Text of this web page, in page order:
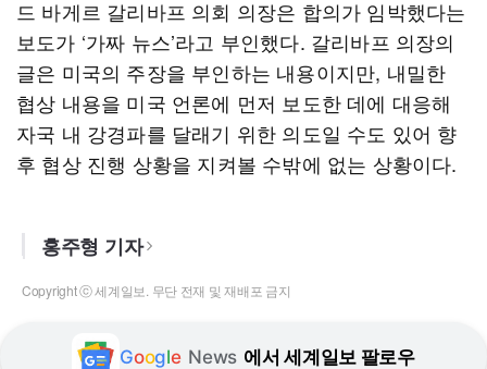
드 바게르 갈리바프 의회 의장은 합의가 임박했다는
보도가 ‘가짜 뉴스’라고 부인했다. 갈리바프 의장의
글은 미국의 주장을 부인하는 내용이지만, 내밀한
협상 내용을 미국 언론에 먼저 보도한 데에 대응해
자국 내 강경파를 달래기 위한 의도일 수도 있어 향
후 협상 진행 상황을 지켜볼 수밖에 없는 상황이다.
홍주형 기자
Copyright ⓒ 세계일보. 무단 전재 및 재배포 금지
Google News 에서 세계일보 팔로우